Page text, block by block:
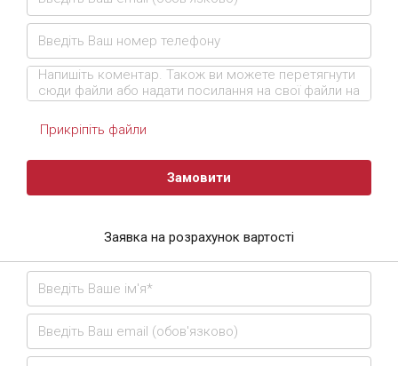
Прикріпіть файли
Замовити
Заявка на розрахунок вартості